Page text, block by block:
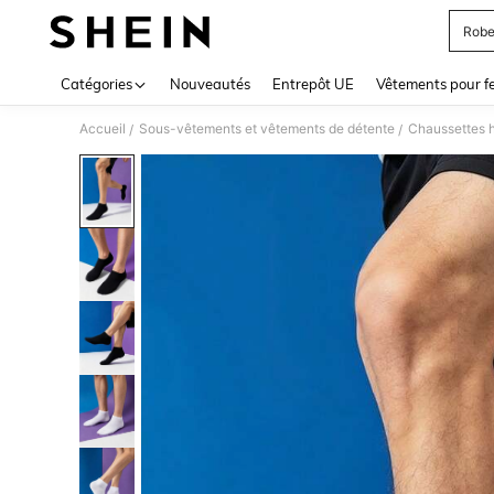
Catégories Nouveautés Entrepôt UE Vêtements pour
Accueil / Sous-vêtements et vêtements de détente / Chaussettes